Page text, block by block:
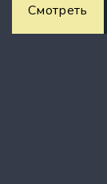
Смотреть